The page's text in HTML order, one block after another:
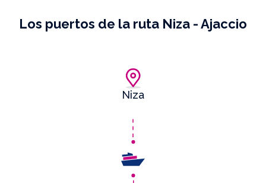
Los puertos de la ruta Niza - Ajaccio
Niza